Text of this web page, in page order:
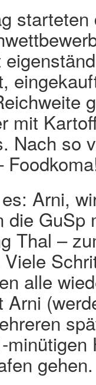
mit
Nach so
Arni,
die
Thal –
alle
gehen.